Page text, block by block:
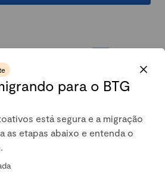
da
para o BTG
está segura e a migração
as etapas abaixo e entenda o